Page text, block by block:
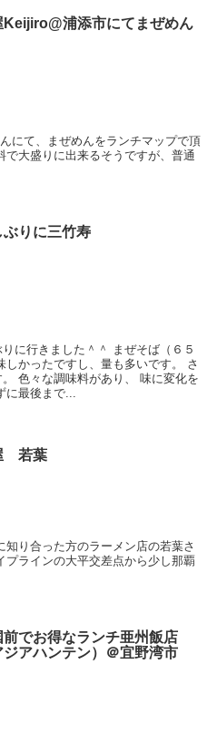
Keijiro@浦添市にてまぜめん
にて、まぜめんをランチマップで頂
で大盛りに出来るそうですが、普通
ぶりに三竹寿
に行きました＾＾ まぜそば（６５
しかったですし、量も多いです。 さ
色々な調味料があり、 味に変化を
最後まで...
若葉
り合った方のラーメン店の若葉さ
プラインの大平交差点から少し那覇
前でお得なランチ亜州飯店
ジアハンテン）＠宜野湾市